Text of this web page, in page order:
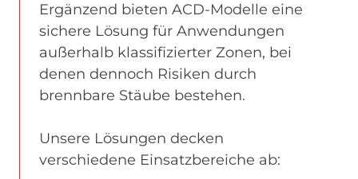
Ergänzend bieten ACD-Modelle eine
sichere Lösung für Anwendungen
außerhalb klassifizierter Zonen, bei
denen dennoch Risiken durch
brennbare Stäube bestehen.
Unsere Lösungen decken
verschiedene Einsatzbereiche ab: